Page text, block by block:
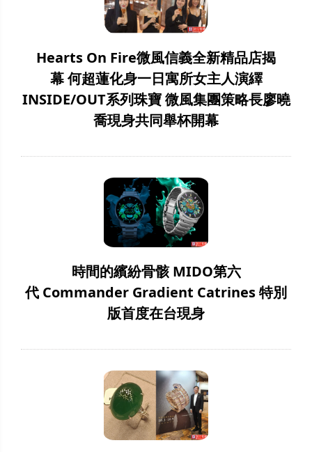
Hearts On Fire微風信義全新精品店揭
幕 何超蓮化身一日寓所女主人演繹
INSIDE/OUT系列珠寶 微風集團策略長廖曉
喬現身共同舉杯開幕
時間的繽紛骨骸 MIDO第六
代 Commander Gradient Catrines 特別
版首度在台現身